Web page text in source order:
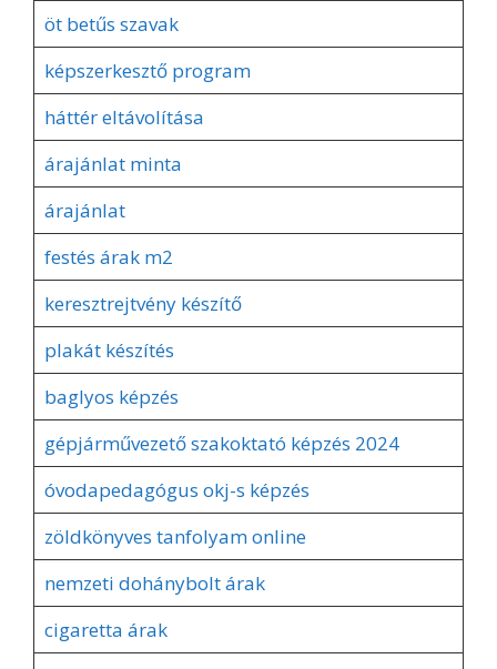
öt betűs szavak
képszerkesztő program
háttér eltávolítása
árajánlat minta
árajánlat
festés árak m2
keresztrejtvény készítő
plakát készítés
baglyos képzés
gépjárművezető szakoktató képzés 2024
óvodapedagógus okj-s képzés
zöldkönyves tanfolyam online
nemzeti dohánybolt árak
cigaretta árak